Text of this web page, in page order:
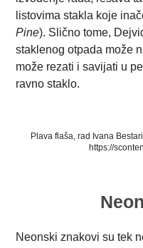
listovima stakla koje
Pine). Slično tome,
staklenog otpada može
može rezati i savijati u
ravno staklo.
Plava flaša, rad Ivana
https://
Neonski znakovi su tek